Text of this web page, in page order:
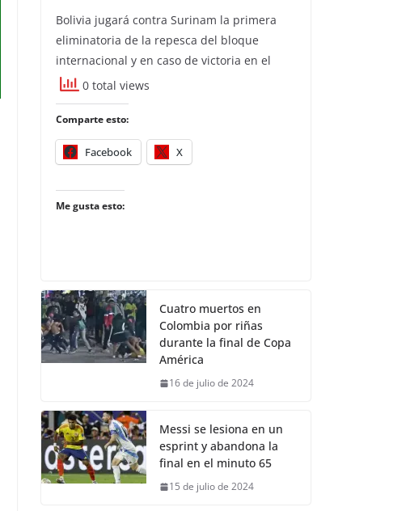
Bolivia jugará contra Surinam la primera
eliminatoria de la repesca del bloque
internacional y en caso de victoria en el
0 total views
Comparte esto:
Facebook X
Me gusta esto:
Cuatro muertos en
Colombia por riñas
durante la final de Copa
América
16 de julio de 2024
Messi se lesiona en un
esprint y abandona la
final en el minuto 65
15 de julio de 2024